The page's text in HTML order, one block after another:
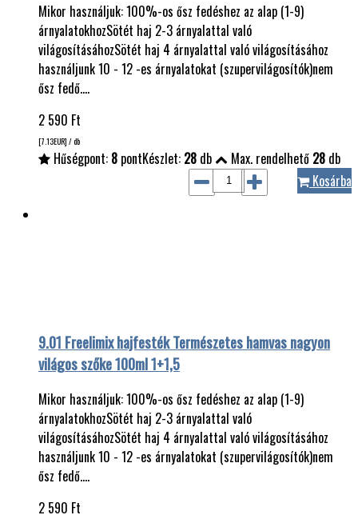
Mikor használjuk: 100%-os ősz fedéshez az alap (1-9)
árnyalatokhozSötét haj 2-3 árnyalattal való
világosításáhozSötét haj 4 árnyalattal való világosításához
használjunk 10 - 12 -es árnyalatokat (szupervilágosítók)nem
ősz fedő.…
2 590 Ft
[7.13EUR] / db
Hűségpont: 8 pontKészlet: 28 db Max. rendelhető 28 db
Kosárba
9.01 Freelimix hajfesték Természetes hamvas nagyon
világos szőke 100ml 1+1,5
Mikor használjuk: 100%-os ősz fedéshez az alap (1-9)
árnyalatokhozSötét haj 2-3 árnyalattal való
világosításáhozSötét haj 4 árnyalattal való világosításához
használjunk 10 - 12 -es árnyalatokat (szupervilágosítók)nem
ősz fedő.…
2 590 Ft